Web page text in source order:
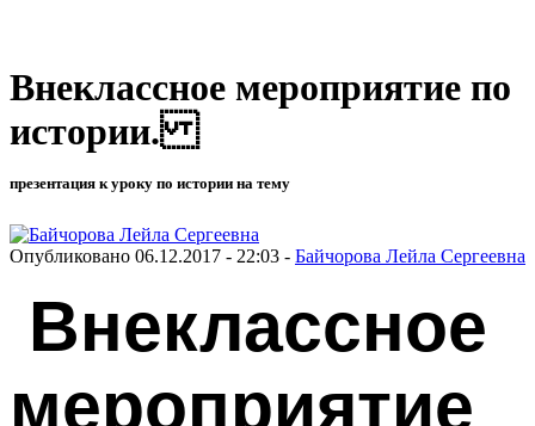
Внеклассное мероприятие по
истории.
презентация к уроку по истории на тему
Опубликовано 06.12.2017 - 22:03 - Байчорова Лейла Сергеевна
Внеклассное
мероприятие